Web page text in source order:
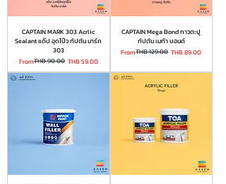
CAPTAIN MARK 303 Acrlic
Sealant แด๊ป อุดโป๊ว กัปตัน มาร์ค
303
From
Regular Price
THB 90.00 THB 59.00
Sale Price
CAPTAIN Mega Bond กาวตะปู
กัปตัน เมก้า บอนด์
From
Regular Price
THB 129.00 THB 89.00
Sale Price